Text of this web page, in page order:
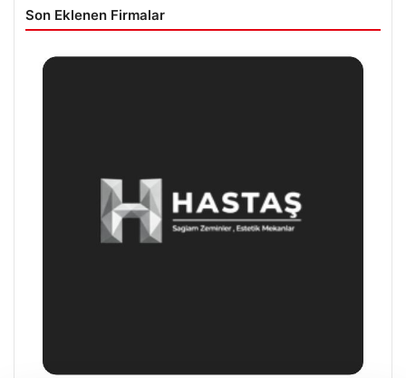
Son Eklenen Firmalar